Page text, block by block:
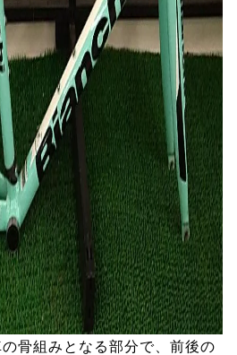
骨組みとなる部分で、前後の